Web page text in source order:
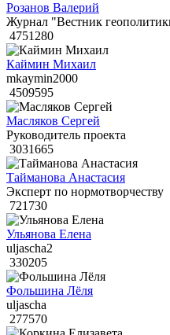
Розанов Валерий
Журнал "Вестник
4751280
Каймин Михаил
mkaymin2000
4509595
Масляков Сергей
Руководитель проекта
3031665
Тайманова Анастасия
Эксперт по нормотворчеству
721730
Ульянова Елена
uljascha2
330205
Фольшина Лёля
uljascha
277570